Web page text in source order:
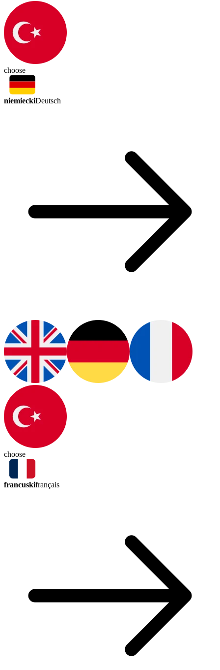
choose
niemieckiDeutsch
choose
francuskifrançais